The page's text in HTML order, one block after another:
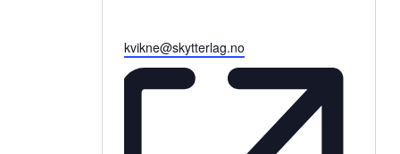
Email
kvikne@skytterlag.no